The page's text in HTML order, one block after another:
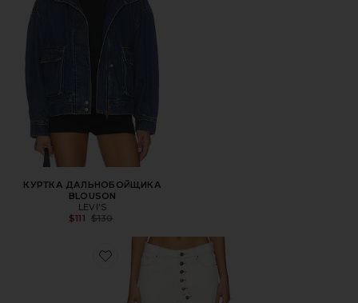
КУРТКА ДАЛЬНОБОЙЩИКА
BLOUSON
LEVI'S
$111 Previous price:
$130
Favorite ДЖИНСЫ PENNY